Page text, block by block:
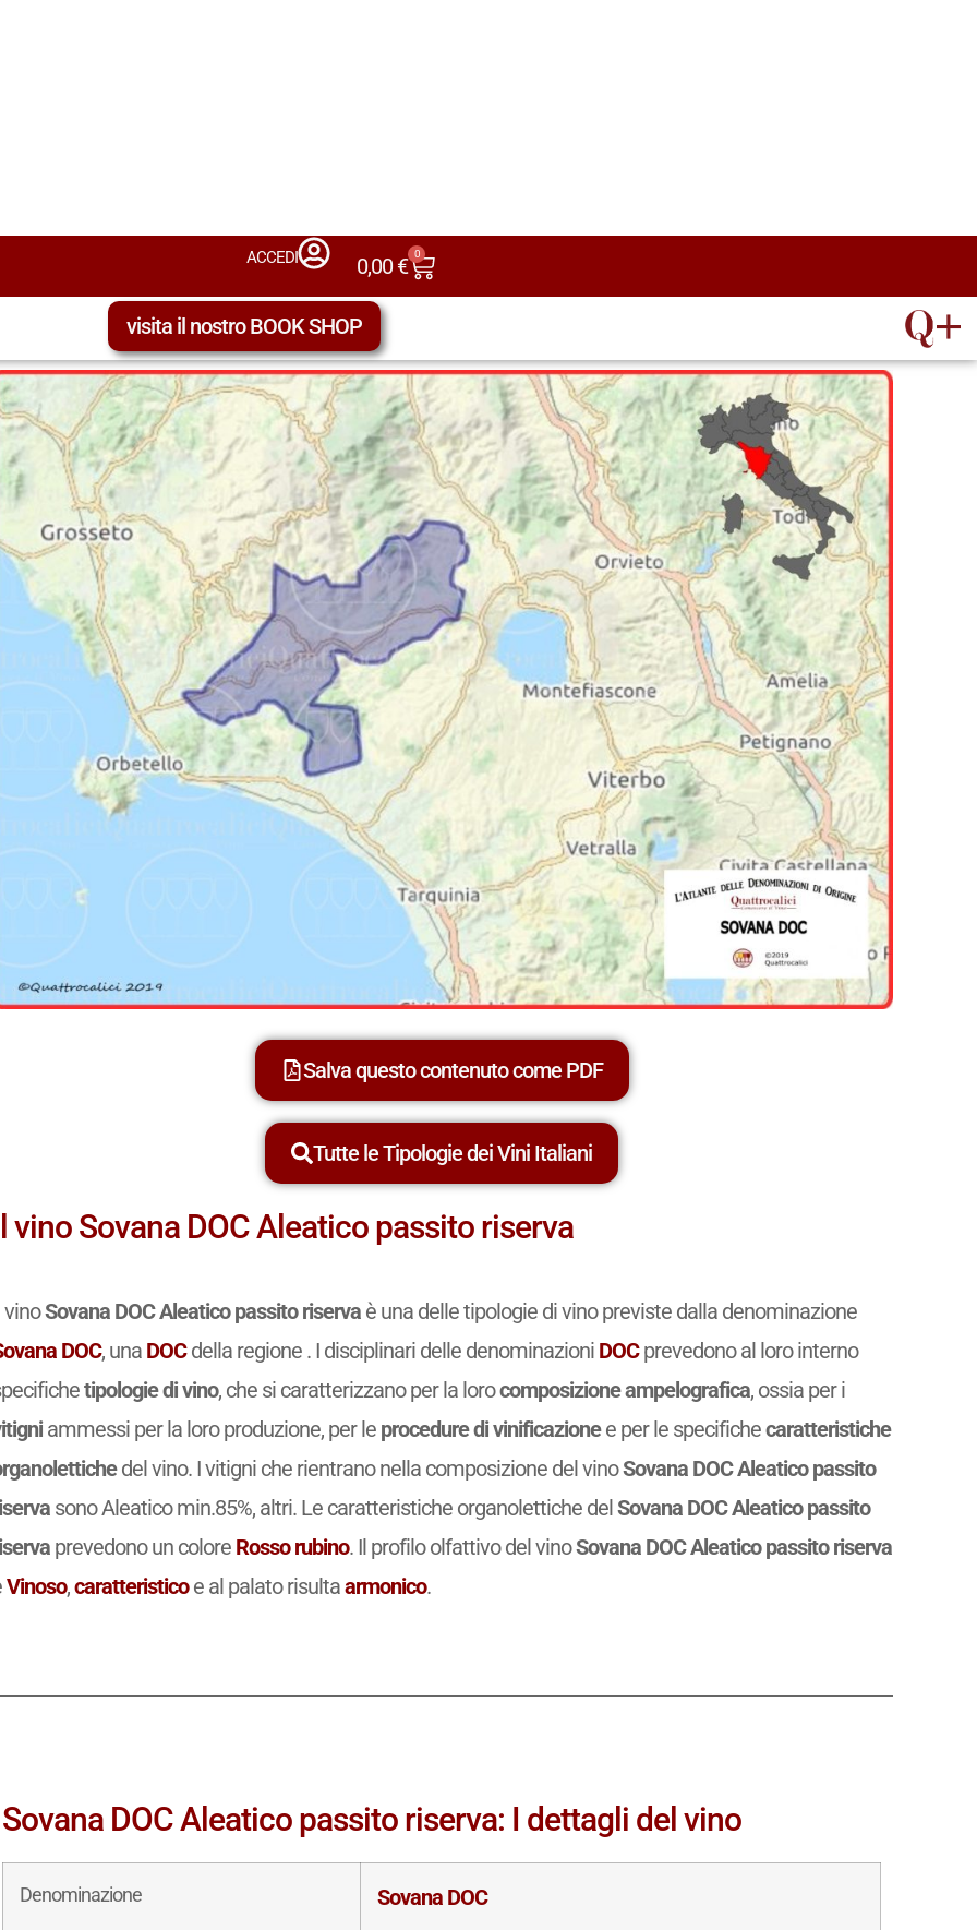
DOC Aleatico passito riserva
tipologia della Denominazione “Sovana DOC” →
Salva questo contenuto come PDF
Tutte le Tipologie dei Vini Italiani
vino Sovana DOC Aleatico passito riserva
vinoSovana DOC Aleatico passito riserva è una delle tipologie di vino previste dalla denominazione
DOC, una DOCdella regione . I disciplinari delle denominazioni DOCprevedono al loro interno
tipologie di vino, che si caratterizzano per la lorocomposizione ampelografica, ossia per i
ammessi per la loro produzione, per le procedure di vinificazionee per le specifichecaratteristiche
del vino. I vitigni che rientrano nella composizione del vinoSovana DOC Aleatico passito
sono Aleatico min.85%, altri. Le caratteristiche organolettiche delSovana DOC Aleatico passito
prevedono un colore Rosso rubino. Il profilo olfattivo del vinoSovana DOC Aleatico passito riserva
Vinoso,caratteristicoe al palato risultaarmonico.
Sovana DOC Aleatico passito riserva: I dettagli del vino
Denominazione Sovana DOC